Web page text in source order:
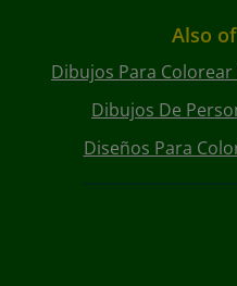
Also
Dibujos Para Colorear
Dibujos De
Diseños Para